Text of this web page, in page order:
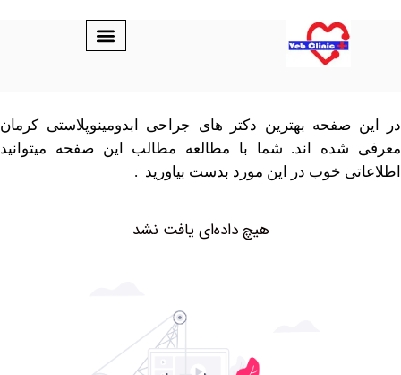
بهترین دکتر های جراحی ابدومینوپلاستی کرمان
اند. شما با مطالعه مطالب این صفحه میتوانید
خوب در این مورد بدست بیاورید .
هیچ داده‌ای یافت نشد